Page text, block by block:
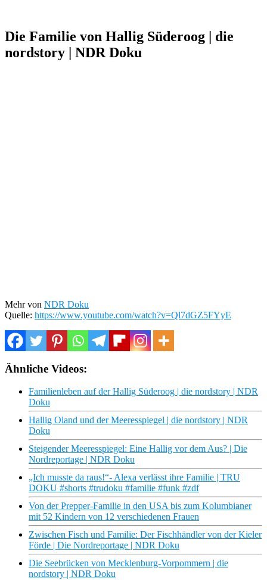
Die Familie von Hallig Süderoog | die
nordstory | NDR Doku
Mehr von NDR Doku
Quelle: https://www.youtube.com/watch?v=Ql7dGZ5FYyE
Ähnliche Videos:
Familienleben auf der Hallig Süderoog | die nordstory | NDR
Doku
Hallig Oland und der Meeresspiegel | die nordstory | NDR
Doku
Steigender Meeresspiegel: Eine Hallig vor dem Aus? | Die
Nordreportage | NDR Doku
„Ich musste da raus!“- Alexa verlässt ihre Familie | TRU
DOKU #shorts #trudoku #familie #funk #zdf
Von der Prepper-Familie in den USA bis zum Kolumbianer
mit 52 Kindern von 12 verschiedenen Frauen
Zwischen Fisch und Familie: Der Fischhändler von der Kieler
Förde | Die Nordreportage | NDR Doku
Die Seebrücken von Mecklenburg-Vorpommern | die
nordstory | NDR Doku